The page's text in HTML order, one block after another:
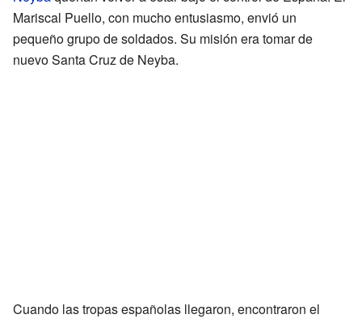
Mariscal Puello, con mucho entusiasmo, envió un
pequeño grupo de soldados. Su misión era tomar de
nuevo Santa Cruz de Neyba.
Cuando las tropas españolas llegaron, encontraron el